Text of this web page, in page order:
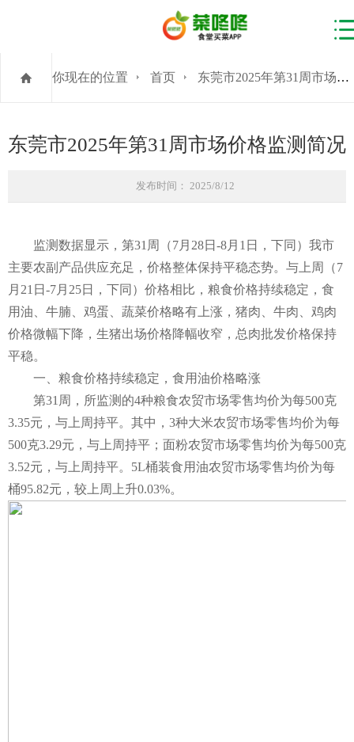
你现在的位置 首页 东莞市2025年第31周市场价格监测简况
东莞市2025年第31周市场价格监测简况
发布时间： 2025/8/12
监测数据显示，第31周（7月28日-8月1日，下同）我市
主要农副产品供应充足，价格整体保持平稳态势。与上周（7
月21日-7月25日，下同）价格相比，粮食价格持续稳定，食
用油、牛腩、鸡蛋、蔬菜价格略有上涨，猪肉、牛肉、鸡肉
价格微幅下降，生猪出场价格降幅收窄，总肉批发价格保持
平稳。
一、粮食价格持续稳定，食用油价格略涨
第31周，所监测的4种粮食农贸市场零售均价为每500克
3.35元，与上周持平。其中，3种大米农贸市场零售均价为每
500克3.29元，与上周持平；面粉农贸市场零售均价为每500克
3.52元，与上周持平。5L桶装食用油农贸市场零售均价为每
桶95.82元，较上周上升0.03%。